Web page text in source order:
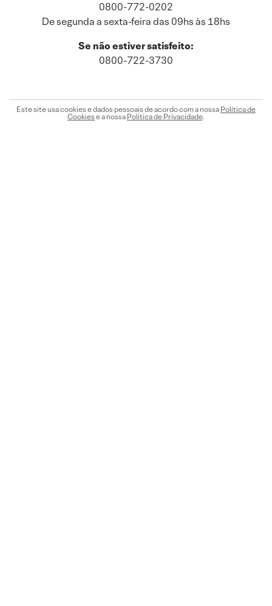
0800-772-0202
De segunda a sexta-feira das 09hs às 18hs
Se não estiver satisfeito:
0800-722-3730
Este site usa cookies e dados pessoais de acordo com a nossa Política de
Cookiese a nossa Política de Privacidade.